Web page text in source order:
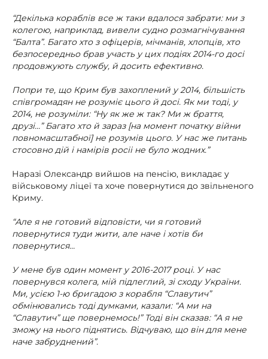
“Декілька кораблів все ж таки вдалося забрати: ми з
колегою, наприклад, вивели судно розмагнічування
“Балта”. Багато хто з офіцерів, мічманів, хлопців, хто
безпосередньо брав участь у цих подіях 2014-го досі
продовжують службу, й досить ефективно.
Попри те, що Крим був захоплений у 2014, більшість
співгромадян не розуміє цього й досі. Як ми тоді, у
2014, не розуміли: “Ну як же ж так? Ми ж браття,
друзі…” Багато хто й зараз [на момент початку війни
повномасштабної] не розумів цього. У нас же питань
стосовно дій і намірів росіі не було жодних.”
Наразі Олександр вийшов на пенсію, викладає у
військовому ліцеї та хоче повернутися до звільненого
Криму.
“Але я не готовий відповісти, чи я готовий
повернутися туди жити, але наче і хотів би
повернутися…
У мене був один момент у 2016-2017 році. У нас
повернувся колега, мій підлеглий, зі сходу України.
Ми, усією 1-ю бригадою з корабля “Славутич”
обмінювались тоді думками, казали: “А ми на
“Славутич” ще повернемось!” Тоді він сказав: “А я не
зможу на нього піднятись. Відчуваю, що він для мене
наче забруднений”.